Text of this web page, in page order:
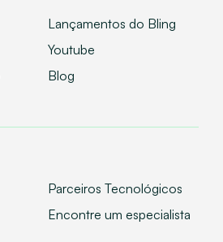
Lançamentos do Bling
Youtube
Blog
Parceiros Tecnológicos
Encontre um especialista